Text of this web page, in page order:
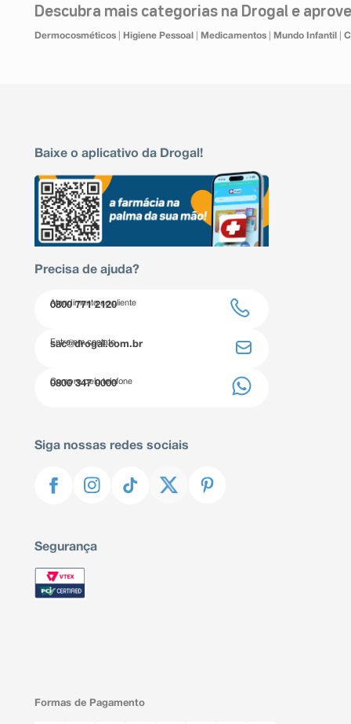
Descubra mais categorias na Drogal e
Dermocosméticos Higiene Pessoal Medicamentos Mundo Infantil
Baixe o aplicativo da Drogal!
Precisa de ajuda?
Atendimento ao cliente
0800 771 2120
Entre em contato
sac@drogal.com.br
Compre pelo telefone
0800 347 0000
Siga nossas redes sociais
Segurança
Formas de Pagamento